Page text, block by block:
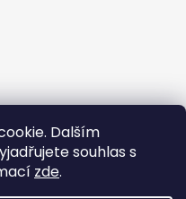
Dalším
souhlas s
zde.